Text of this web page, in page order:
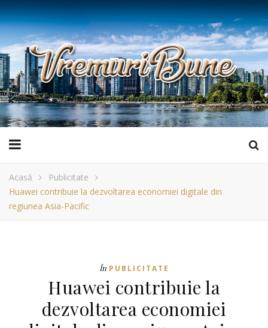
Acasă
Publicitate
Huawei contribuie la dezvoltarea economiei digitale din
regiunea Asia-Pacific
În PUBLICITATE
Huawei contribuie la
dezvoltarea economiei